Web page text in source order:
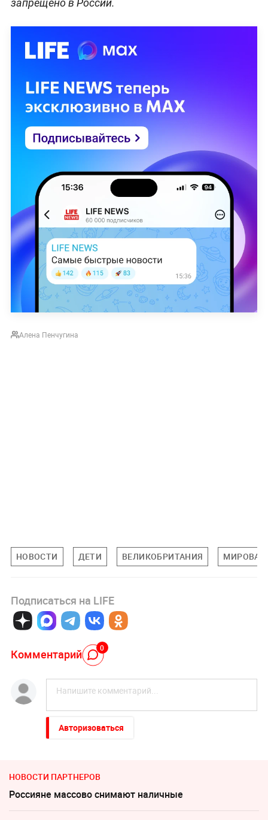
запрещено в России.
Алена Пенчугина
НОВОСТИ ДЕТИ ВЕЛИКОБРИТАНИЯ МИРОВАЯ
Подписаться на LIFE
Комментарий 0
Авторизоваться
НОВОСТИ ПАРТНЕРОВ
Россияне массово снимают наличные